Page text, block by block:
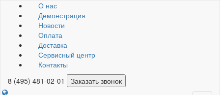
О нас
Демонстрация
Новости
Оплата
Доставка
Сервисный центр
Контакты
8 (495) 481-02-01
Заказать звонок